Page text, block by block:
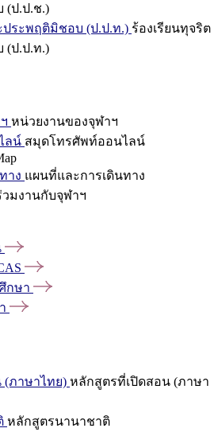
(ป.ป.ช.)
ประพฤติมิชอบ (ป.ป.ท.) ร้องเรียนทุจริต
(ป.ป.ท.)
หน่วยงานของจุฬาฯ
ลน์ สมุดโทรศัพท์ออนไลน์
าง แผนที่และการเดินทาง
วมงานกับจุฬาฯ
กษา
(ภาษาไทย) หลักสูตรที่เปิดสอน (ภาษา
หลักสูตรนานาชาติ